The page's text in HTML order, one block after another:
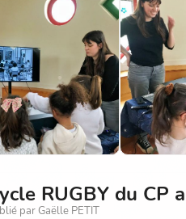
RUGBY du CP
par Gaëlle PETIT